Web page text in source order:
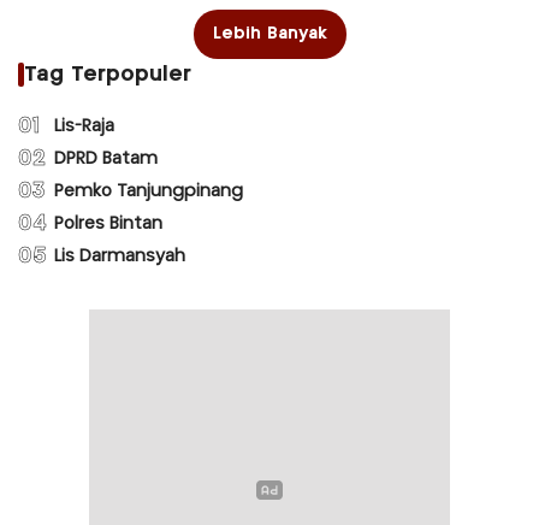
Lebih Banyak
Tag Terpopuler
01 Lis-Raja
02 DPRD Batam
03 Pemko Tanjungpinang
04 Polres Bintan
05 Lis Darmansyah